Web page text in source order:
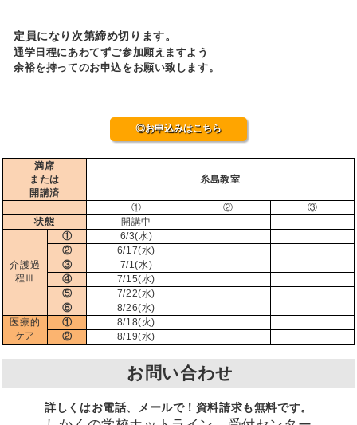
定員になり次第締め切ります。
通学日程にあわてずご参加願えますよう
余裕を持ってのお申込をお願い致します。
◎お申込みはこちら
満席
または
開講済
糸島教室
① ②
③
状態
開講中
介護過
程Ⅲ
①
6/3(水)
②
6/17(水)
③
7/1(水)
④
7/15(水)
⑤
7/22(水)
⑥
8/26(水)
医療的
ケア
①
8/18(火)
②
8/19(水)
お問い合わせ
詳しくはお電話、メールで！資料請求も無料です。